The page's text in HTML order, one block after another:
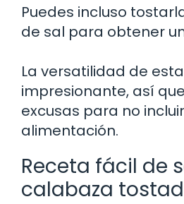
Puedes incluso
de sal para obtener
La versatilidad de
impresionante, así
excusas para no
alimentación.
Receta fácil de
calabaza